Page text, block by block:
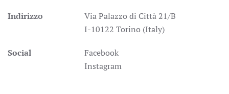
Indirizzo
Via Palazzo di Città 21/B
I-10122 Torino (Italy)
Social
Facebook
Instagram